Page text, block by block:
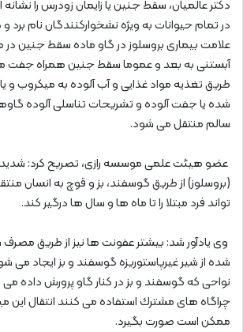
دکتر عالمیان، سقط جنین یا زایمان زودرس را نشانه
در تمام حیوانات به ویژه نشخوارکنندگان نام
علامت بيماری بروسلوز در گاو ماده سقط‌ جنين
آبستنی به بعد و عموما سقط ‌جنين همراه ‏جفت
طريق تغذيه مواد غذایی و آب آلوده به ميكروب
‏شده يا جفت آلوده و تشريحات تناسلی آلوده
سالم منتقل می شود.
عضو هیئت علمی موسسه رازی، تصریح کرد:
(بروسلوز) از طریق گوسفند، بز و قوچ به انسان
تواند فرد مبتلا را تا ماه ها و سال ها درگیر کند.
وی یادآور شد: بیشتر عفونت ها نیز از طريق مصرف
شده از شير غيرپاستوريزه ‏گوسفند و بز ايجاد می
نواحی كه گوسفند و بز در كنار گاو پرورش داده می
‏چراگاه های مشترك استفاده می ‌كنند انتقال اين
ممكن است صورت بگيرد.